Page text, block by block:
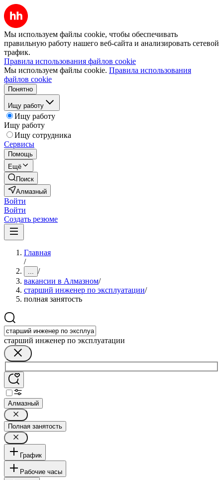
Мы используем файлы cookie, чтобы обеспечивать
правильную работу нашего веб-сайта и анализировать сетевой
трафик.
Правила использования файлов cookie
Мы используем файлы cookie. Правила использования
файлов cookie
Понятно
Ищу работу
Ищу работу
Ищу работу
Ищу сотрудника
Сервисы
Помощь
Ещё
Поиск
Алмазный
Войти
Войти
Создать резюме
Главная
/
... /
вакансии в Алмазном/
старший инженер по эксплуатации/
полная занятость
старший инженер по эксплуатации
Алмазный
Полная занятость
График
Рабочие часы